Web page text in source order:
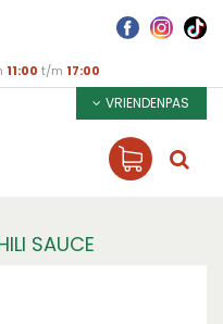
11:00 t/m 17:00
VRIENDENPAS
SAUCE